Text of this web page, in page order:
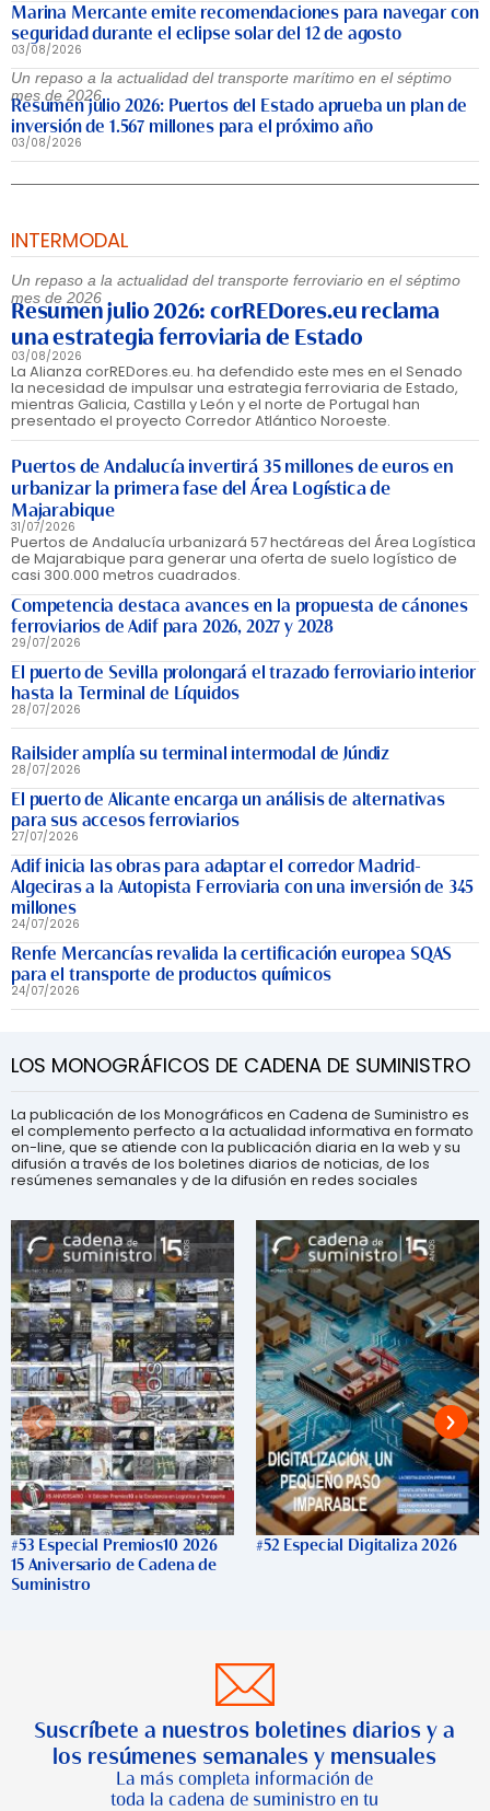
Marina Mercante emite recomendaciones para navegar con
seguridad durante el eclipse solar del 12 de agosto
03/08/2026
Un repaso a la actualidad del transporte marítimo en el séptimo
mes de 2026
Resumen julio 2026: Puertos del Estado aprueba un plan de
inversión de 1.567 millones para el próximo año
03/08/2026
INTERMODAL
Un repaso a la actualidad del transporte ferroviario en el séptimo
mes de 2026
Resumen julio 2026: corREDores.eu reclama
una estrategia ferroviaria de Estado
03/08/2026
La Alianza corREDores.eu. ha defendido este mes en el Senado
la necesidad de impulsar una estrategia ferroviaria de Estado,
mientras Galicia, Castilla y León y el norte de Portugal han
presentado el proyecto Corredor Atlántico Noroeste.
Puertos de Andalucía invertirá 35 millones de euros en
urbanizar la primera fase del Área Logística de
Majarabique
31/07/2026
Puertos de Andalucía urbanizará 57 hectáreas del Área Logística
de Majarabique para generar una oferta de suelo logístico de
casi 300.000 metros cuadrados.
Competencia destaca avances en la propuesta de cánones
ferroviarios de Adif para 2026, 2027 y 2028
29/07/2026
El puerto de Sevilla prolongará el trazado ferroviario interior
hasta la Terminal de Líquidos
28/07/2026
Railsider amplía su terminal intermodal de Júndiz
28/07/2026
El puerto de Alicante encarga un análisis de alternativas
para sus accesos ferroviarios
27/07/2026
Adif inicia las obras para adaptar el corredor Madrid-
Algeciras a la Autopista Ferroviaria con una inversión de 345
millones
24/07/2026
Renfe Mercancías revalida la certificación europea SQAS
para el transporte de productos químicos
24/07/2026
LOS MONOGRÁFICOS DE CADENA DE SUMINISTRO
La publicación de los Monográficos en Cadena de Suministro es
el complemento perfecto a la actualidad informativa en formato
on-line, que se atiende con la publicación diaria en la web y su
difusión a través de los boletines diarios de noticias, de los
resúmenes semanales y de la difusión en redes sociales
#53 Especial Premios10 2026
15 Aniversario de Cadena de
Suministro
#52 Especial Digitaliza 2026
Suscríbete a nuestros boletines diarios y a
los resúmenes semanales y mensuales
La más completa información de
toda la cadena de suministro en tu